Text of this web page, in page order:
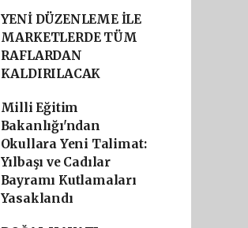
YENİ DÜZENLEME İLE
MARKETLERDE TÜM
RAFLARDAN
KALDIRILACAK
Milli Eğitim
Bakanlığı'ndan
Okullara Yeni Talimat:
Yılbaşı ve Cadılar
Bayramı Kutlamaları
Yasaklandı